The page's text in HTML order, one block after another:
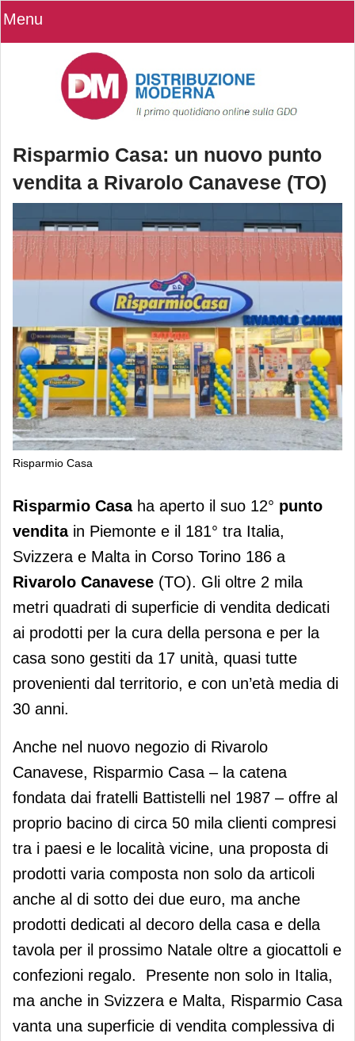
Menu
Risparmio Casa: un nuovo punto
vendita a Rivarolo Canavese (TO)
Risparmio Casa
Risparmio Casa: un nuovo punto
vendita a Rivarolo Canavese (TO)
Risparmio Casaha aperto il suo 12° punto
venditain Piemonte e il 181° tra Italia,
Svizzera e Malta in Corso Torino 186 a
Rivarolo Canavese (TO). Gli oltre 2 mila
metri quadrati di superficie di vendita dedicati
ai prodotti per la cura della persona e per la
casa sono gestiti da 17 unità, quasi tutte
provenienti dal territorio, e con un’età media di
30 anni.
Anche nel nuovo negozio di Rivarolo
Canavese, Risparmio Casa – la catena
fondata dai fratelli Battistelli nel 1987 – offre al
proprio bacino di circa 50 mila clienti compresi
tra i paesi e le località vicine, una proposta di
prodotti varia composta non solo da articoli
anche al di sotto dei due euro, ma anche
prodotti dedicati al decoro della casa e della
tavola per il prossimo Natale oltre a giocattoli e
confezioni regalo. Presente non solo in Italia,
ma anche in Svizzera e Malta, Risparmio Casa
vanta una superficie di vendita complessiva di